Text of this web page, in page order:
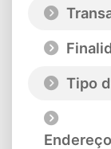
Tipo
Endereço